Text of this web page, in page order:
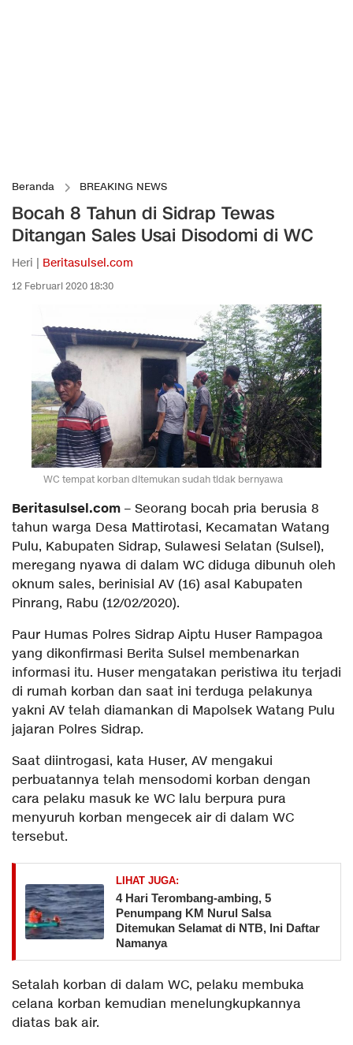
Beranda BREAKING NEWS
Bocah 8 Tahun di Sidrap Tewas
Ditangan Sales Usai Disodomi di WC
Heri | Beritasulsel.com
12 Februari 2020 18:30
WC tempat korban ditemukan sudah tidak bernyawa
Beritasulsel.com – Seorang bocah pria berusia 8
tahun warga Desa Mattirotasi, Kecamatan Watang
Pulu, Kabupaten Sidrap, Sulawesi Selatan (Sulsel),
meregang nyawa di dalam WC diduga dibunuh oleh
oknum sales, berinisial AV (16) asal Kabupaten
Pinrang, Rabu (12/02/2020).
Paur Humas Polres Sidrap Aiptu Huser Rampagoa
yang dikonfirmasi Berita Sulsel membenarkan
informasi itu. Huser mengatakan peristiwa itu terjadi
di rumah korban dan saat ini terduga pelakunya
yakni AV telah diamankan di Mapolsek Watang Pulu
jajaran Polres Sidrap.
Saat diintrogasi, kata Huser, AV mengakui
perbuatannya telah mensodomi korban dengan
cara pelaku masuk ke WC lalu berpura pura
menyuruh korban mengecek air di dalam WC
tersebut.
LIHAT JUGA:
​4 Hari Terombang-ambing, 5
Penumpang KM Nurul Salsa
Ditemukan Selamat di NTB, Ini Daftar
Namanya
Setalah korban di dalam WC, pelaku membuka
celana korban kemudian menelungkupkannya
diatas bak air.